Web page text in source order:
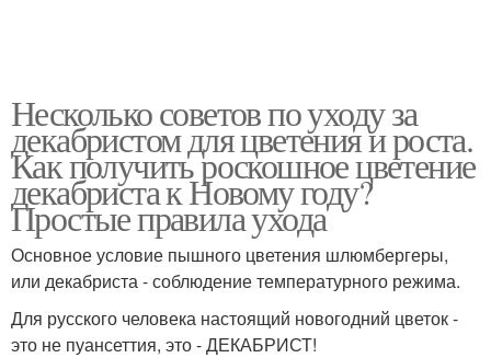
Несколько советов по уходу за
декабристом для цветения и роста.
Как получить роскошное цветение
декабриста к Новому году?
Простые правила ухода
Основное условие пышного цветения шлюмбергеры,
или декабриста - соблюдение температурного режима.
Для русского человека настоящий новогодний цветок -
это не пуансеттия, это - ДЕКАБРИСТ!